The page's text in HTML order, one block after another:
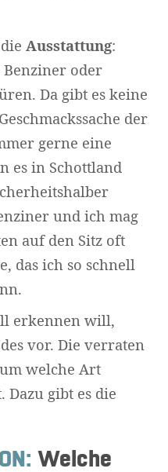
Ausstattung:
oder
Da gibt es keine
der
gerne eine
es in Schottland
und ich mag
auf den Sitz oft
das ich so schnell
erkennen will,
vor. Die verraten
welche Art
Dazu gibt es die
Welche